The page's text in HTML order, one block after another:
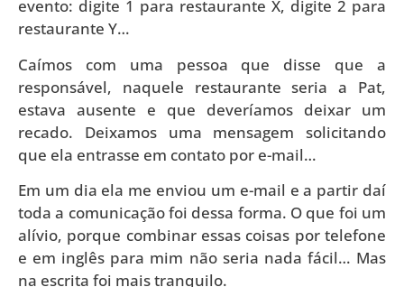
evento: digite 1 para restaurante X, digite 2 para
restaurante Y…
Caímos com uma pessoa que disse que a
responsável, naquele restaurante seria a Pat,
estava ausente e que deveríamos deixar um
recado. Deixamos uma mensagem solicitando
que ela entrasse em contato por e-mail…
Em um dia ela me enviou um e-mail e a partir daí
toda a comunicação foi dessa forma. O que foi um
alívio, porque combinar essas coisas por telefone
e em inglês para mim não seria nada fácil… Mas
na escrita foi mais tranquilo.